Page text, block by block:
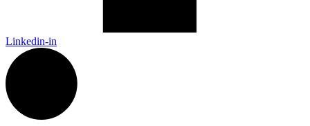
Linkedin-in